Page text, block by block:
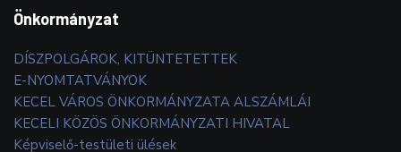
Önkormányzat
DÍSZPOLGÁROK, KITÜNTETETTEK
E-NYOMTATVÁNYOK
KECEL VÁROS ÖNKORMÁNYZATA ALSZÁMLÁI
KECELI KÖZÖS ÖNKORMÁNYZATI HIVATAL
Képviselő-testületi ülések